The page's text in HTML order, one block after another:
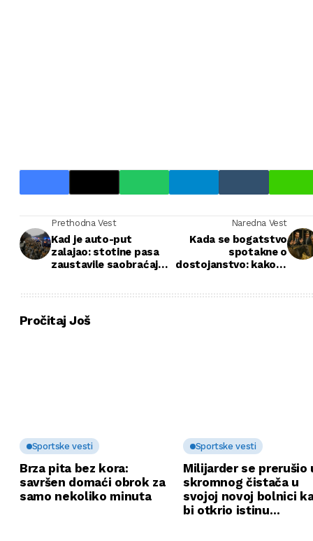
Prethodna Vest
Kad je auto-put
zalajao: stotine pasa
zaustavile saobraćaj,
Naredna Vest
Kada se bogatstvo
spotakne o
dostojanstvo: kako je
Pročitaj Još
Sportske vesti
Brza pita bez kora:
savršen domaći obrok za
samo nekoliko minuta
Sportske vesti
Milijarder se prerušio
skromnog čistača u
svojoj novoj bolnici
bi otkrio istinu…